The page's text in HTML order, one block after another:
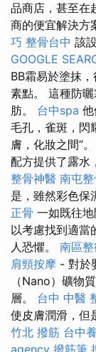
品商店，甚至在
商的便宜解決方
巧 整骨台中 該
GOOGLE
BB霜易於塗抹
素點。 這種防
肪。 台中spa
毛孔，雀斑，閃
膚，化妝之間”。
配方提供了露水
整骨神醫 南屯整
是，雖然彩色保
正骨 一如既往
以考慮找到適當
人恐懼。 南區整
肩頸按摩 - 對於
（Nano）礦物
層。 台中 中醫
使皮膚潤滑，但
竹北 撥筋 台中
agency 撥筋筆